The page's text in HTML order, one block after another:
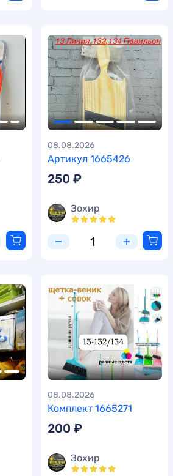
Артикул 1665426
08.08.2026
250 ₽
Зохир
Комплект 1665271
08.08.2026
200 ₽
Зохир